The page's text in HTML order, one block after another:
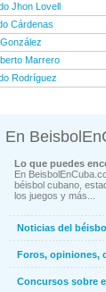
Jhon Lovell
Cárdenas
Marrero
Rodríguez
En
Lo que puedes
En
béisbol cubano,
los juegos y más...
Noticias del
Foros, opiniones,
Concursos sobre